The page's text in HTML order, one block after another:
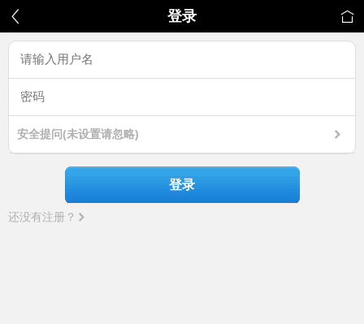
登录
安全提问(未设置请忽略)
登录
还没有注册？